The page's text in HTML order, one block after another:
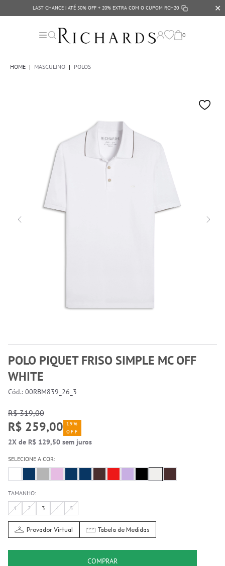
LAST CHANCE | ATÉ 50% OFF + 20% EXTRA COM O CUPOM RCH20 ✕
0
HOME | MASCULINO | POLOS
POLO PIQUET FRISO SIMPLE MC OFF
WHITE
Cód.: 00RBM839_26_3
R$ 319,00
R$ 259,00
19%
OFF
2X de R$ 129,50 sem juros
SELECIONE A COR:
TAMANHO:
1
2 3 4 5
Provador Virtual Tabela de Medidas
COMPRAR